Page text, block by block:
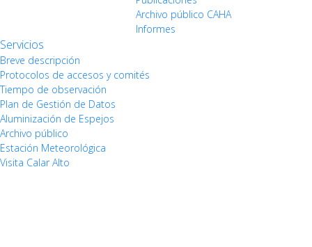
Archivo público CAHA
Informes
Servicios
Breve descripción
Protocolos de accesos y comités
Tiempo de observación
Plan de Gestión de Datos
Aluminización de Espejos
Archivo público
Estación Meteorológica
Visita Calar Alto